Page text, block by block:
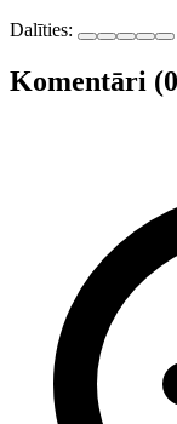
Dalīties:
Komentāri